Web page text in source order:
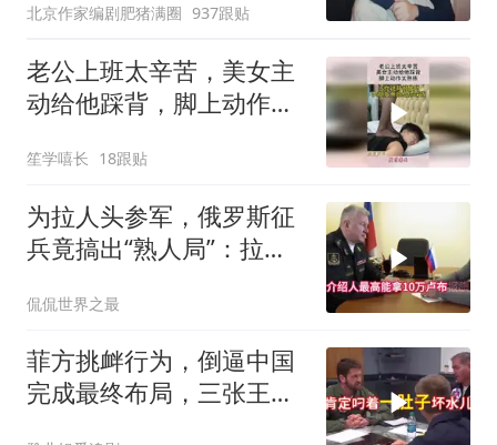
北京作家编剧肥猪满圈 937跟贴
老公上班太辛苦，美女主
动给他踩背，脚上动作太
笙学嘻长 18跟贴
为拉人头参军，俄罗斯征
兵竟搞出“熟人局”：拉一
栽赃？
侃侃世界之最
菲方挑衅行为，倒逼中国
完成最终布局，三张王牌